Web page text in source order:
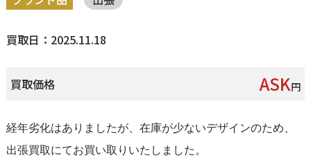
買取日：2025.11.18
買取価格 ASK円
経年劣化はありましたが、在庫が少ないデザインのため、
出張買取にてお買い取りいたしました。